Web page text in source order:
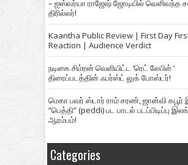
– ஐஸ்வர்யா ராஜேஷ் ஜோடியில்
திரில்லர்!
Kaantha Public Review | First Day
Reaction | Audience Verdict
நடிகை சிம்ரன் வெளியிட்ட ‘ரெட் லேபிள் ‘
திரைப்படத்தின் ஃபர்ஸ்ட் லுக் போஸ்டர்!
மெகா பவர் ஸ்டார் ராம் சரண், ஜான்வி
“பெத்தி” (peddi) பட பாடல் படப்பிடிப்பு
ஆரம்பம்!
Categories